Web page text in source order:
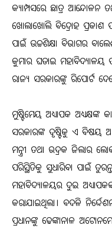
କ୍ୟାମ୍ପସରେ ଛାତ୍ର ଆନ୍ଦୋଳନ
ଖୋଲାଖୋଲି ବିଦ୍ରୋହ ପ୍ରକାଶ
ପାଇଁ ଉଚ୍ଚଶିକ୍ଷା ବିଭାଗର
କୁମାର ଘଡାଇ
ରାଜ୍ୟ ସରକାରଙ୍କୁ ରିପୋର୍ଟ
ମୁଷ୍ଟିମେୟ ଅଧ୍ୟାପକ ଅଧ୍ୟକ୍ଷଙ୍କ
ସରକାରଙ୍କ ଦୃଷ୍ଟିକୁ ଏ ବିଷୟ
ମନ୍ତ୍ରୀ ତଥା ଭଦ୍ରକ ଜିଲାର
ପରିସ୍ଥିତିକୁ ସୁଧାରିବା ପାଇଁ
ମହାବିଦ୍ୟାଳୟର ଦୁଇ
କରାଯାଇଥିଲା। ବଦଳି
ପ୍ରଧାନଙ୍କୁ ଢେଙ୍କାନାଳ